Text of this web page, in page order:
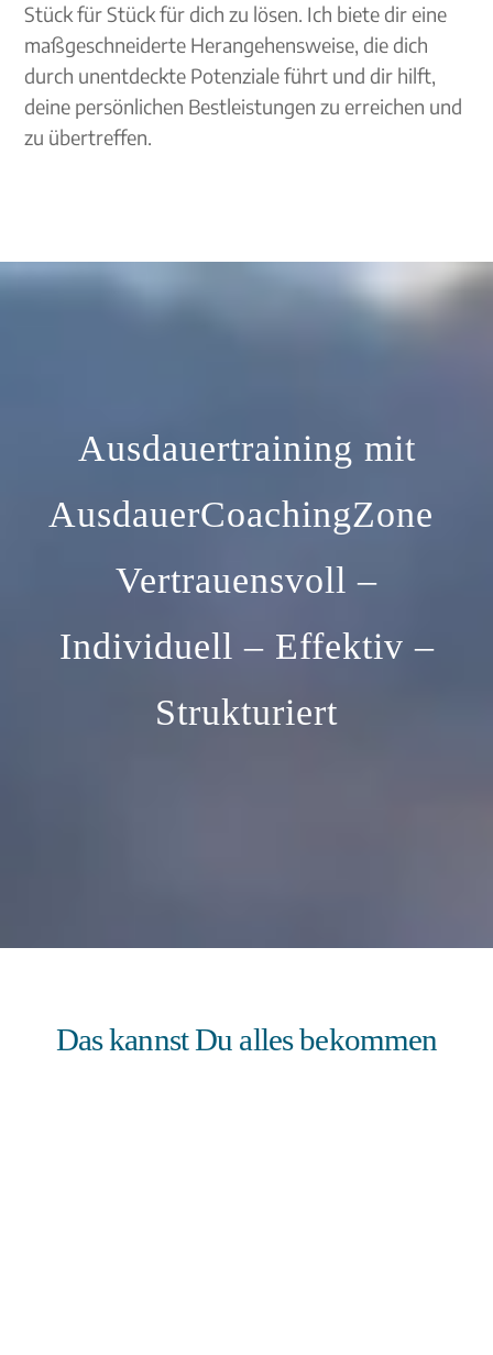
Stück für Stück für dich zu lösen. Ich biete dir eine
maßgeschneiderte Herangehensweise, die dich
durch unentdeckte Potenziale führt und dir hilft,
deine persönlichen Bestleistungen zu erreichen und
zu übertreffen.
Ausdauertraining mit
AusdauerCoachingZone
Vertrauensvoll –
Individuell – Effektiv –
Strukturiert
Das kannst Du alles bekommen